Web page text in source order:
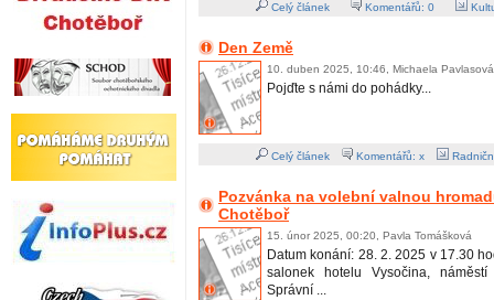
Celý článek Komentářů: 0
Den Země
10. duben 2025, 10:46, Michaela Pavlasová
Pojďte s námi do pohádky...
Celý článek Komentářů: x
Pozvánka na volební valnou
Chotěboř
15. únor 2025, 00:20, Pavla Tomášková
Datum konání: 28. 2. 2025 v 17.30
salonek hotelu Vysočina, náměstí
Správní ...